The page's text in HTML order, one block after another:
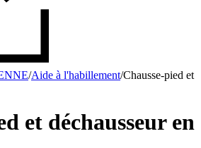
/Aide à l'habillement/Chausse-pied et
et déchausseur en